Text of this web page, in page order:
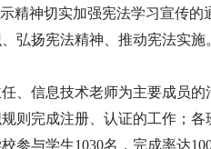
精神切实加强宪法学习宣传的
弘扬宪法精神、推动宪法实施
信息技术老师为主要成员的
则完成注册、认证的工作；
参与学生1030名，完成率达